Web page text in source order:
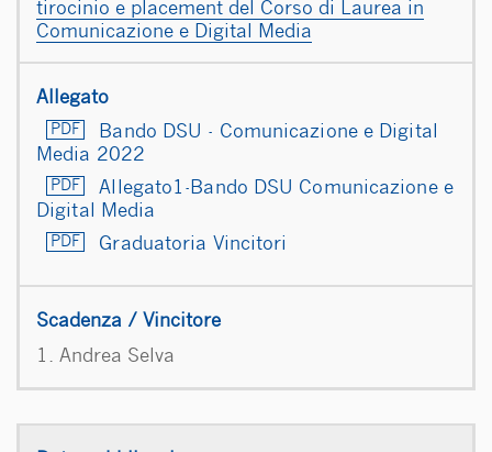
tirocinio e placement del Corso di Laurea in
Comunicazione e Digital Media
Bando DSU - Comunicazione e Digital
Media 2022
Allegato1-Bando DSU Comunicazione e
Digital Media
Graduatoria Vincitori
1. Andrea Selva